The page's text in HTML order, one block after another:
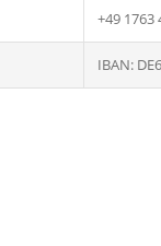
+49 1763
IBAN: